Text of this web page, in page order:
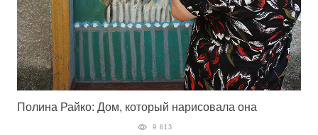
Полина Райко: Дом, который нарисовала она
9 613